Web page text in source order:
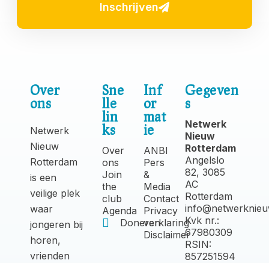
Inschrijven
Over
ons
Netwerk
Nieuw
Rotterdam
is een
veilige plek
waar
jongeren bij
horen,
vrienden
Sne
lle
lin
ks
Over
ons
Join
the
club
Agenda
Doneren
Inf
or
mat
ie
ANBI
Pers
&
Media
Contact
Privacy
verklaring
Disclaimer
Gegeven
s
Netwerk
Nieuw
Rotterdam
Angelslo
82, 3085
AC
Rotterdam
Kvk nr.:
67980309
RSIN:
857251594